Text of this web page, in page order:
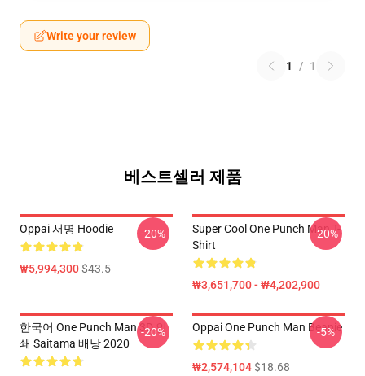
Write your review
1 / 1
베스트셀러 제품
Oppai 서명 Hoodie
₩5,994,300$43.5
-20%
Super Cool One Punch Man T-
Shirt
₩3,651,700 - ₩4,202,900
-20%
한국어 One Punch Man 3D 인
쇄 Saitama 배낭 2020
-20% Oppai One Punch Man Beanie
₩2,574,104$18.68
-5%